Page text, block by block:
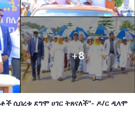
ሲበረቱ ደግሞ ሀገር ትጸናለች"- ዶ/ር ዲላሞ